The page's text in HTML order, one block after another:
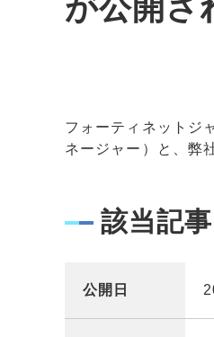
が公開さ
フォーティネットジ
ネージャー）と、弊
該当記事
公開日